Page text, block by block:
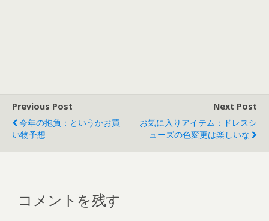
Previous Post
今年の抱負：というかお買
い物予想
Next Post
お気に入りアイテム：ドレスシ
ューズの色変更は楽しいな
コメントを残す